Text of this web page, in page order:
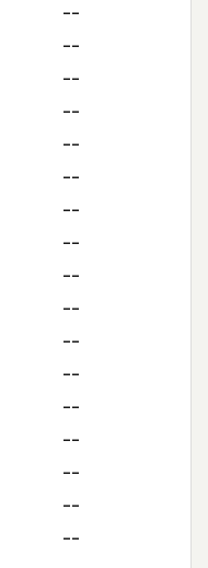
--
--
--
--
--
--
--
--
--
--
--
--
--
--
--
--
--